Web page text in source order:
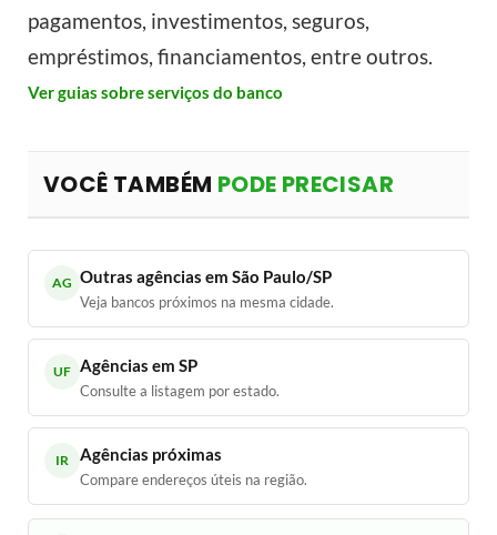
pagamentos, investimentos, seguros,
empréstimos, financiamentos, entre outros.
Ver guias sobre serviços do banco
VOCÊ TAMBÉM PODE PRECISAR
AG Outras agências em São Paulo/SP
Veja bancos próximos na mesma cidade.
UF Agências em SP
Consulte a listagem por estado.
IR Agências próximas
Compare endereços úteis na região.